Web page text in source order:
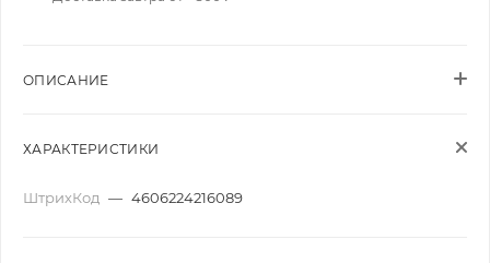
ОПИСАНИЕ
ХАРАКТЕРИСТИКИ
ШтрихКод — 4606224216089